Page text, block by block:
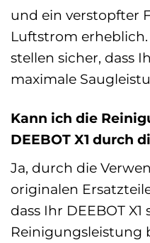
und ein verstopfter
Luftstrom
stellen sicher, dass
maximale
Kann ich die
DEEBOT X1 durch
Ja, durch die
originalen
dass Ihr DEEBOT
Reinigungsleistung